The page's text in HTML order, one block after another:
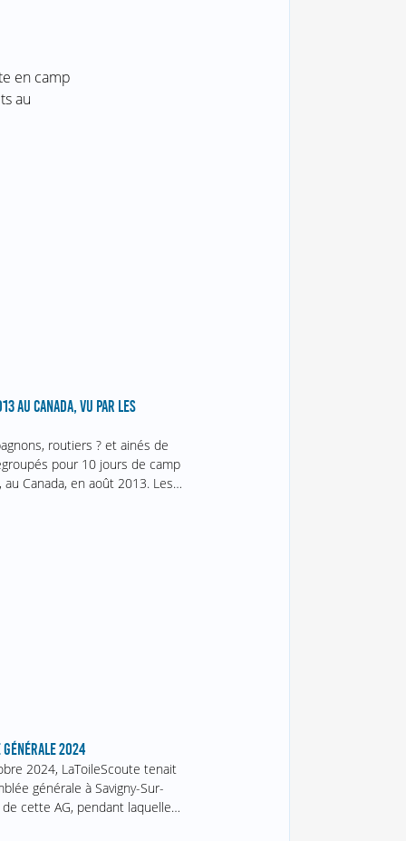
en camp
au
AU CANADA, VU PAR LES
routiers ? et ainés de
pour 10 jours de camp
au Canada, en août 2013. Les…
GÉNÉRALE 2024
2024, LaToileScoute tenait
générale à Savigny-Sur-
de cette AG, pendant laquelle…